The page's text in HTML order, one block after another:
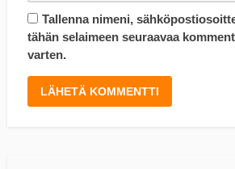
Tallenna nimeni,
tähän selaimeen seuraavaa
varten.